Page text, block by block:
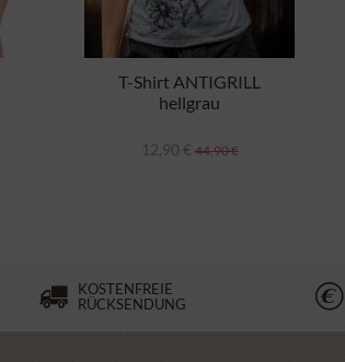
T-Shirt ANTIGRILL
hellgrau
12,90 € 44,90 €
KOSTENFREIE
RÜCKSENDUNG